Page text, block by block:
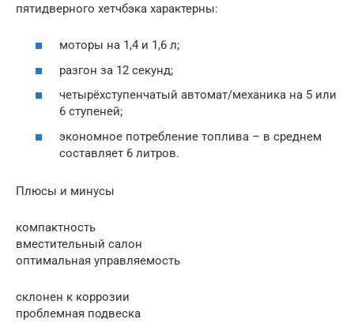
пятидверного хетчбэка характерны:
моторы на 1,4 и 1,6 л;
разгон за 12 секунд;
четырёхступенчатый автомат/механика на 5 или
6 ступеней;
экономное потребление топлива – в среднем
составляет 6 литров.
Плюсы и минусы
компактность
вместительный салон
оптимальная управляемость
склонен к коррозии
проблемная подвеска